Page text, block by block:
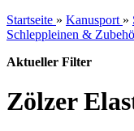
Startseite » Kanusport »
Schleppleinen &
Aktueller Filter
Zölzer